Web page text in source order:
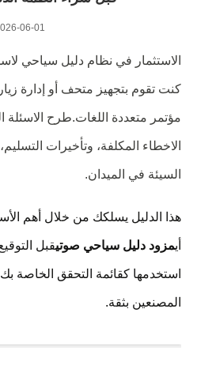
06-01
الاستثمار في نظام دليل سياحي
كنت تقوم بتجهيز متحف أو إدارة
مؤتمر متعددة اللغات.طرح الاسئلة
الاخطاء المكلفة، وتأخيرات
السيئة في الميدان.
هذا الدليل يسلكك من خلال أهم
أيمزود دليل سياحي صوتيقبل
استخدمها كقائمة التحقق الخاصة
المصنعين بثقة.